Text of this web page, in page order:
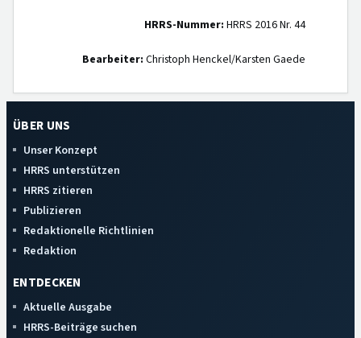
HRRS-Nummer: HRRS 2016 Nr. 44
Bearbeiter: Christoph Henckel/Karsten Gaede
ÜBER UNS
Unser Konzept
HRRS unterstützen
HRRS zitieren
Publizieren
Redaktionelle Richtlinien
Redaktion
ENTDECKEN
Aktuelle Ausgabe
HRRS-Beiträge suchen